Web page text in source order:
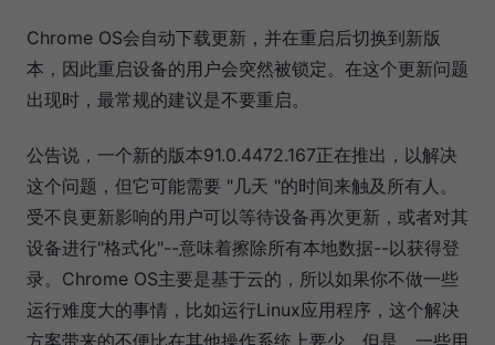
Chrome OS会自动下载更新，并在重启后切换到新版
本，因此重启设备的用户会突然被锁定。在这个更新问题
出现时，最常规的建议是不要重启。
公告说，一个新的版本91.0.4472.167正在推出，以解决
这个问题，但它可能需要 "几天 "的时间来触及所有人。
受不良更新影响的用户可以等待设备再次更新，或者对其
设备进行"格式化"--意味着擦除所有本地数据--以获得登
录。Chrome OS主要是基于云的，所以如果你不做一些
运行难度大的事情，比如运行Linux应用程序，这个解决